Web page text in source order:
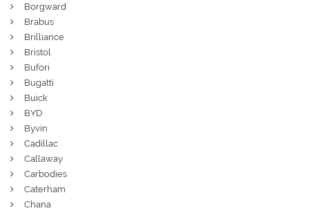
Borgward
Brabus
Brilliance
Bristol
Bufori
Bugatti
Buick
BYD
Byvin
Cadillac
Callaway
Carbodies
Caterham
Chana